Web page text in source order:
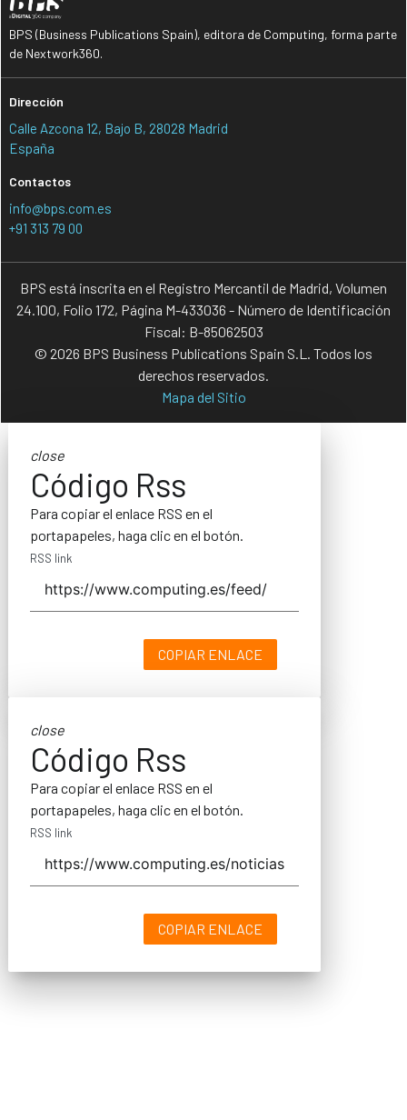
BPS (Business Publications Spain), editora de Computing, forma parte
de Nextwork360.
Dirección
Calle Azcona 12, Bajo B, 28028 Madrid
España
Contactos
info@bps.com.es
+91 313 79 00
BPS está inscrita en el Registro Mercantil de Madrid, Volumen
24.100, Folio 172, Página M-433036 - Número de Identificación
Fiscal: B-85062503
© 2026 BPS Business Publications Spain S.L. Todos los
derechos reservados.
Mapa del Sitio
close
Código Rss
Para copiar el enlace RSS en el
portapapeles, haga clic en el botón.
RSS link
COPIAR ENLACE
close
Código Rss
Para copiar el enlace RSS en el
portapapeles, haga clic en el botón.
RSS link
COPIAR ENLACE